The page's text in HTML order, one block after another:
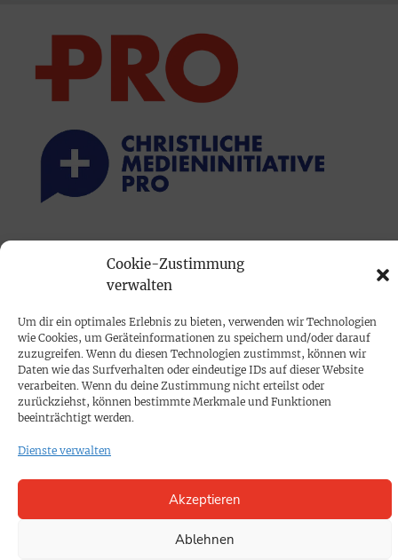
Cookie-Zustimmung
verwalten
Um dir ein optimales Erlebnis zu bieten, verwenden wir Technologien
wie Cookies, um Geräteinformationen zu speichern und/oder darauf
zuzugreifen. Wenn du diesen Technologien zustimmst, können wir
Daten wie das Surfverhalten oder eindeutige IDs auf dieser Website
verarbeiten. Wenn du deine Zustimmung nicht erteilst oder
zurückziehst, können bestimmte Merkmale und Funktionen
beeinträchtigt werden.
Dienste verwalten
Akzeptieren
Ablehnen
Mediadaten
PROKOMPAKT
Impressum
SPENDEN
KONTAKT
Cookie-Richtlinie